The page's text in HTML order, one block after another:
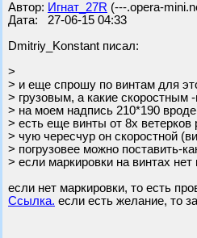
Автор: Игнат_27R (---.opera-
Дата: 27-06-15 04:33
Dmitriy_Konstant писал:
>
> и еще спрошу по винтам для
> грузовым, а какие скоростным
> на моем надпись 210*190
> есть еще винты от 8х ветерков
> чую чересчур он скоростной
> погрузовее можно поставить-
> если маркировки на винтах
если нет маркировки, то есть
Ссылка. если есть желание, то